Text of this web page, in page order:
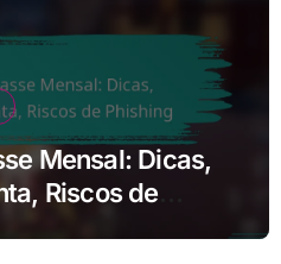
Mensal: Dicas,
Riscos de